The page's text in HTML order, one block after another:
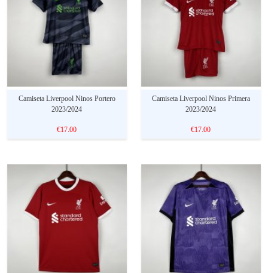
Camiseta Liverpool Ninos Portero
2023/2024
€17.00
Camiseta Liverpool Ninos Primera
2023/2024
€17.00